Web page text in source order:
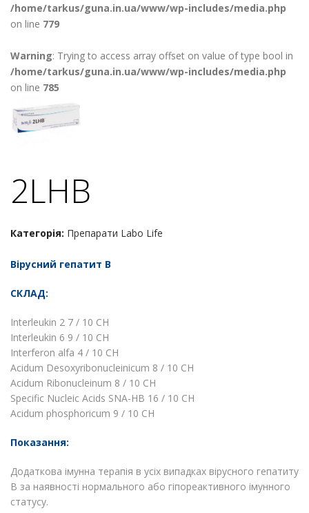
/home/tarkus/guna.in.ua/www/wp-includes/media.php
on line 779
Warning: Trying to access array offset on value of type bool in
/home/tarkus/guna.in.ua/www/wp-includes/media.php
on line 785
2LHB
Категорія: Препарати Labo Life
Вірусний гепатит В
СКЛАД:
Interleukin 2 7 / 10 CH
Interleukin 6 9 / 10 CH
Interferon alfa 4 / 10 CH
Acidum Desoxyribonucleinicum 8 / 10 CH
Acidum Ribonucleinum 8 / 10 CH
Specific Nucleic Acids SNA-HB 16 / 10 CH
Acidum phosphoricum 9 / 10 CH
Показання:
Додаткова імунна терапія в усіх випадках вірусного гепатиту
В за наявності нормального або гіпореактивного імунного
статусу.